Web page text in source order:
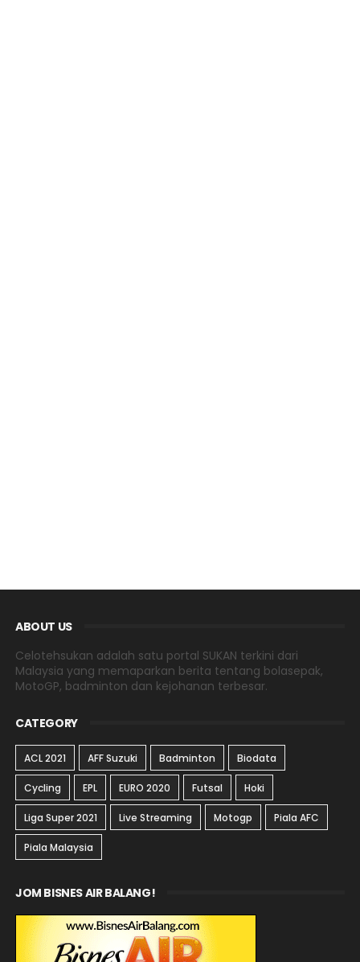
ABOUT US
Celotehsukan adalah satu portal SUKAN terkini dari
Malaysia yang memaparkan berita tentang bolasepak,
MotoGP, badminton dan kejohanan terbesar.
CATEGORY
ACL 2021 AFF Suzuki Badminton Biodata
Cycling EPL EURO 2020 Futsal Hoki
Liga Super 2021 Live Streaming Motogp Piala AFC
Piala Malaysia
JOM BISNES AIR BALANG!